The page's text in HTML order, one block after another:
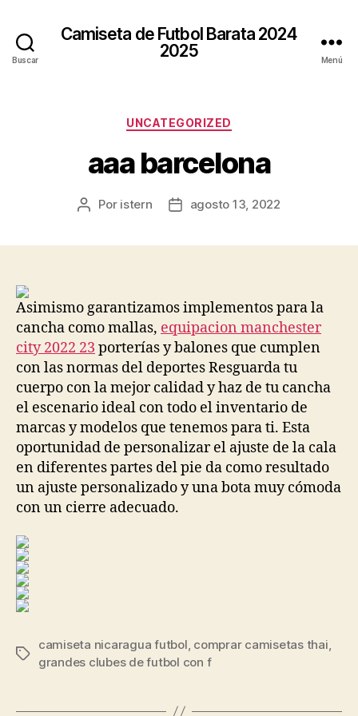
Buscar
Camiseta de Futbol Barata 2024
2025
Menú
Categorías
UNCATEGORIZED
aaa barcelona
Autor
Por istern
Fechaagosto 13, 2022
Asimismo garantizamos implementos para la
cancha como mallas, equipacion manchester
city 2022 23 porterías y balones que cumplen
con las normas del deportes Resguarda tu
cuerpo con la mejor calidad y haz de tu cancha
el escenario ideal con todo el inventario de
marcas y modelos que tenemos para ti. Esta
oportunidad de personalizar el ajuste de la cala
en diferentes partes del pie da como resultado
un ajuste personalizado y una bota muy cómoda
con un cierre adecuado.
Etiquetas
camiseta nicaragua futbol, comprar camisetas thai,
grandes clubes de futbol con f